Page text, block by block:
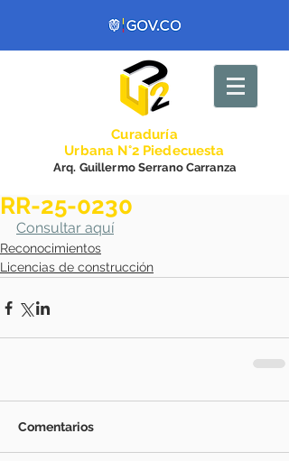
Curaduría
Urbana N°2 Piedecuesta
Arq. Guillermo Serrano Carranza
RR-25-0230
Consultar aquí
Reconocimientos
Licencias de construcción
Comentarios